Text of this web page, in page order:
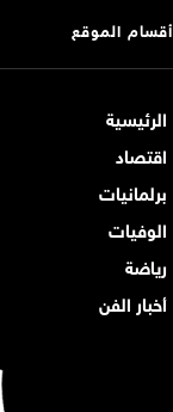
أقسام الموقع
الرئيسية
اقتصاد
برلمانيات
الوفيات
رياضة
أخبار الفن